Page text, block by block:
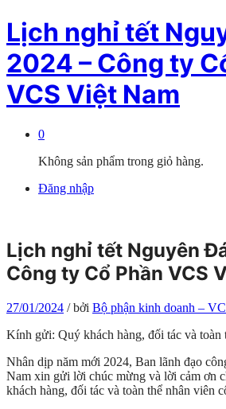
Lịch nghỉ tết
2024 – Công ty
VCS Việt Nam
0
Không sản phẩm trong giỏ hàng.
Đăng nhập
Lịch nghỉ tết Nguyên
Công ty Cổ Phần VCS
27/01/2024 /bởi Bộ phận kinh doanh –
Kính gửi: Quý khách hàng, đối tác và toàn
Nhân dịp năm mới 2024, Ban lãnh đạo
Nam xin gửi lời chúc mừng và lời cảm ơn
khách hàng, đối tác và toàn thể nhân viên